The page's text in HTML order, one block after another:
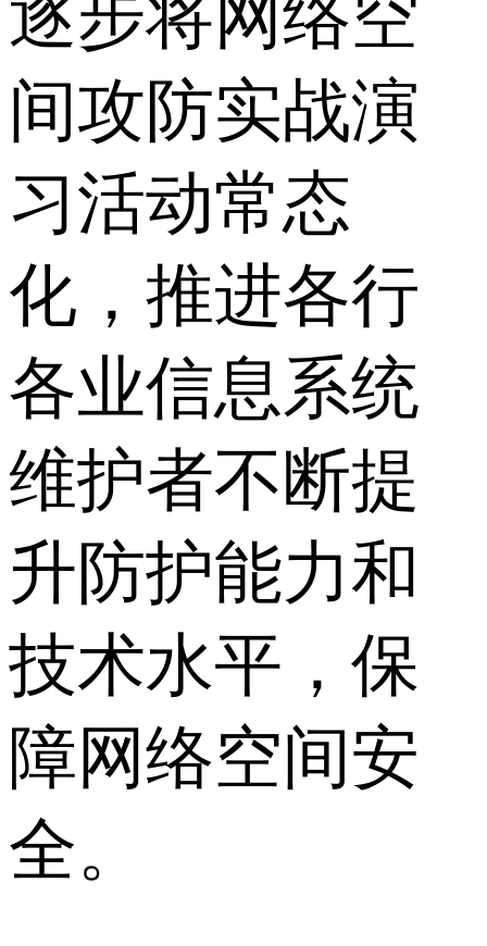
逐步将网络空
间攻防实战演
习活动常态
化，推进各行
各业信息系统
维护者不断提
升防护能力和
技术水平，保
障网络空间安
全。